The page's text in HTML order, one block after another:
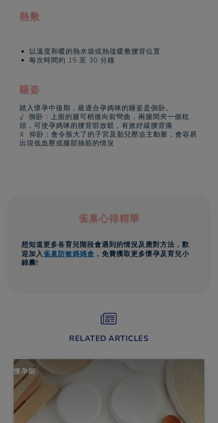
熱敷
以溫度和暖的熱水袋或熱毯暖敷腰背位置
每次時間約 15 至 30 分鐘
睡姿
踏入懷孕中後期，最適合孕媽咪的睡姿是側卧。
√ 側卧：上面的腿可稍微向前彎曲，兩腿間夾一個枕
頭，可使孕媽咪的腰背部放鬆，有效紓緩腰背痛
X 仰卧：會令脹大了的子宮及胎兒壓迫主動脈，會容易
出現低血壓或腿部抽筋的情況
雀巢心得精華
想知道更多各育兒階段會遇到的情況及應對方法，歡
迎加入雀巢防敏媽媽會 ，免費獲取更多懷孕及育兒小
錦囊!
RELATED ARTICLES
懷孕期